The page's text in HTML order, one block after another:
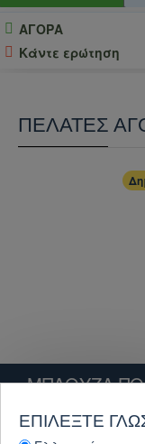
ΑΓΟΡΑ
Κάντε ερώτηση
ΠΕΛΆΤΕΣ
ΜΠΛΟΥΖΑ
PENTAGON
ΕΠΙΛΈΞΤΕ